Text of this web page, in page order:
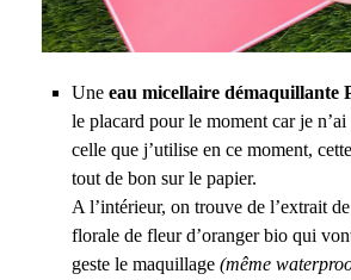
Une eau micellaire démaquillante
le placard pour le moment car je
celle que j’utilise en ce moment,
tout de bon sur le papier.
A l’intérieur, on trouve de l’extrait
florale de fleur d’oranger bio qui
geste le maquillage (même